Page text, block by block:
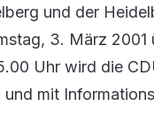
und der
3. März
Uhr wird die
mit